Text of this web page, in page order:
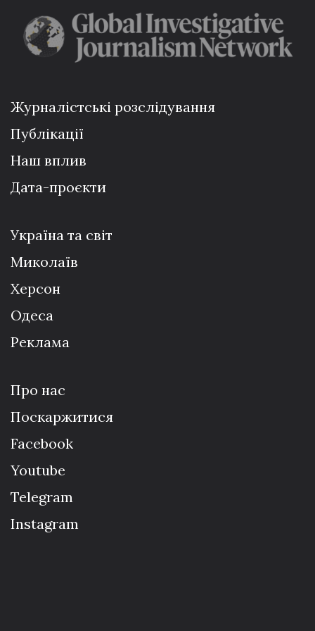
Журналістські розслідування
Публікації
Наш вплив
Дата-проєкти
Україна та світ
Миколаїв
Херсон
Одеса
Реклама
Про нас
Поскаржитися
Facebook
Youtube
Telegram
Instagram